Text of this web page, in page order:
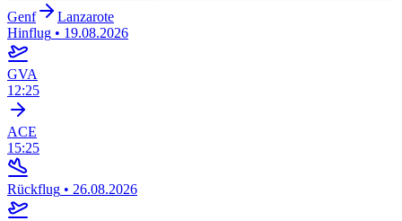
Genf
Lanzarote
Hinflug • 19.08.2026
GVA
12:25
ACE
15:25
Rückflug • 26.08.2026